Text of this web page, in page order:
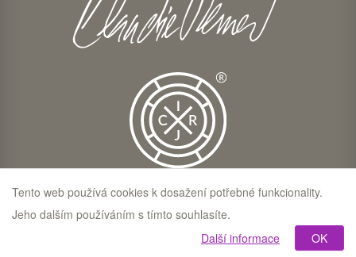
© CLAUDIE RESNER 2026
Tento web používá cookies k dosažení potřebné funkcionality.
Jeho dalším používáním s tímto souhlasíte.
Další informace
OK